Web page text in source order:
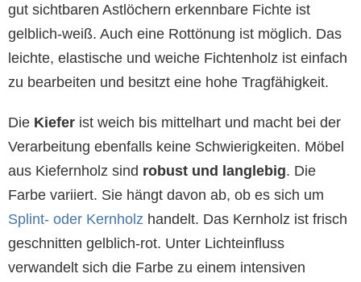
gut sichtbaren Astlöchern erkennbare Fichte ist
gelblich-weiß. Auch eine Rottönung ist möglich. Das
leichte, elastische und weiche Fichtenholz ist einfach
zu bearbeiten und besitzt eine hohe Tragfähigkeit.
Die Kiefer ist weich bis mittelhart und macht bei der
Verarbeitung ebenfalls keine Schwierigkeiten. Möbel
aus Kiefernholz sind robust und langlebig. Die
Farbe variiert. Sie hängt davon ab, ob es sich um
Splint- oder Kernholz handelt. Das Kernholz ist frisch
geschnitten gelblich-rot. Unter Lichteinfluss
verwandelt sich die Farbe zu einem intensiven